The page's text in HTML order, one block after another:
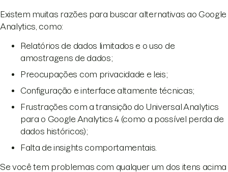
Existem muitas razões para buscar alternativas ao Google
Analytics, como:
Relatórios de dados limitados e o uso de
amostragens de dados;
Preocupações com privacidade e leis;
Configuração e interface altamente técnicas;
Frustrações com a transição do Universal Analytics
para o Google Analytics 4 (como a possível perda de
dados históricos);
Falta de insights comportamentais.
Se você tem problemas com qualquer um dos itens acima